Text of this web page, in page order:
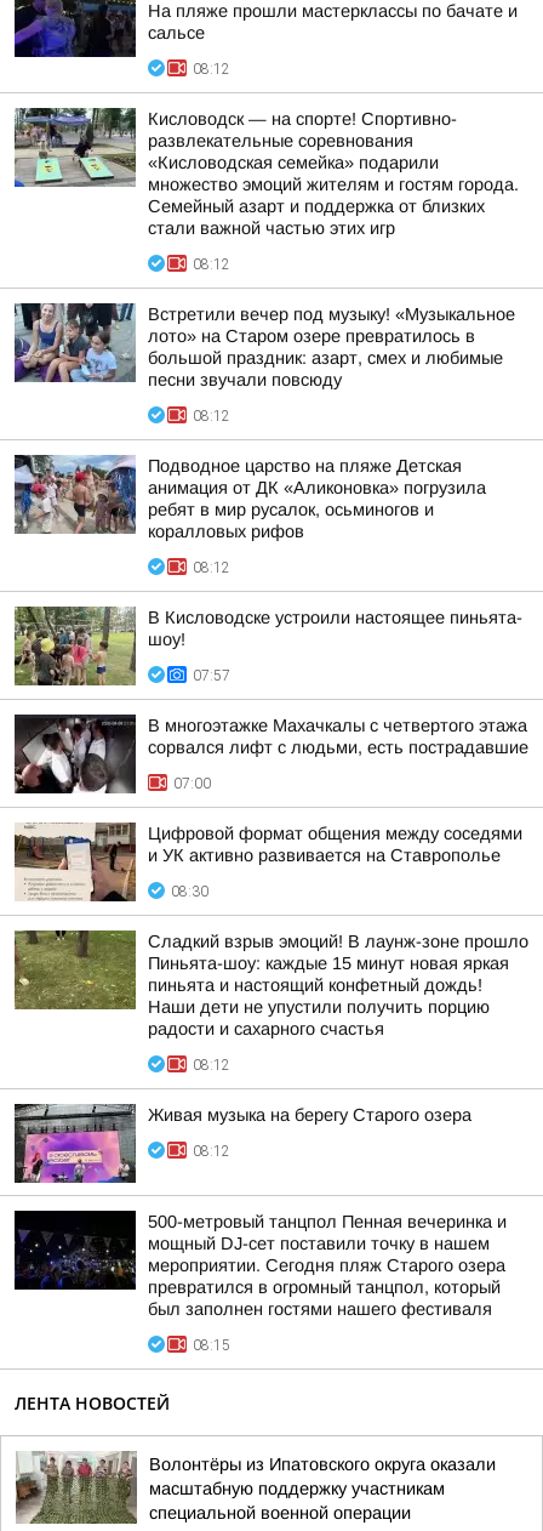
На пляже прошли мастерклассы по бачате и
сальсе
08:12
Кисловодск — на спорте! Спортивно-
развлекательные соревнования
«Кисловодская семейка» подарили
множество эмоций жителям и гостям города.
Семейный азарт и поддержка от близких
стали важной частью этих игр
08:12
Встретили вечер под музыку! «Музыкальное
лото» на Старом озере превратилось в
большой праздник: азарт, смех и любимые
песни звучали повсюду
08:12
Подводное царство на пляже Детская
анимация от ДК «Аликоновка» погрузила
ребят в мир русалок, осьминогов и
коралловых рифов
08:12
В Кисловодске устроили настоящее пиньята-
шоу!
07:57
В многоэтажке Махачкалы с четвертого этажа
сорвался лифт с людьми, есть пострадавшие
07:00
Цифровой формат общения между соседями
и УК активно развивается на Ставрополье
08:30
Сладкий взрыв эмоций! В лаунж-зоне прошло
Пиньята-шоу: каждые 15 минут новая яркая
пиньята и настоящий конфетный дождь!
Наши дети не упустили получить порцию
радости и сахарного счастья
08:12
Живая музыка на берегу Старого озера
08:12
500-метровый танцпол Пенная вечеринка и
мощный DJ-сет поставили точку в нашем
мероприятии. Сегодня пляж Старого озера
превратился в огромный танцпол, который
был заполнен гостями нашего фестиваля
08:15
ЛЕНТА НОВОСТЕЙ
Волонтёры из Ипатовского округа оказали
масштабную поддержку участникам
специальной военной операции